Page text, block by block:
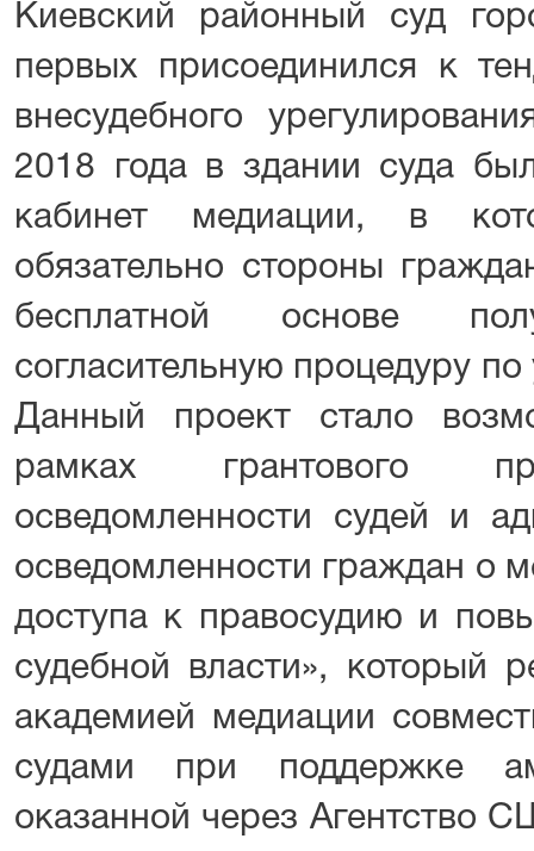
Киевский районный суд
первых присоединился к
внесудебного
2018 года в здании суда
кабинет медиации, в
обязательно стороны
бесплатной основе
согласительную процедуру
Данный проект стало
рамках грантового
осведомленности судей и
осведомленности граждан о
доступа к правосудию и
судебной власти», который
академией медиации
судами при поддержке
оказанной через Агентство